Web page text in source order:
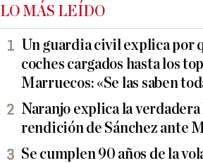
LO MÁS LEÍDO
Un guardia civil explica por
coches cargados hasta los
Marruecos: «Se las saben
Naranjo explica la
rendición de Sánchez ante
Se cumplen 90 años de la